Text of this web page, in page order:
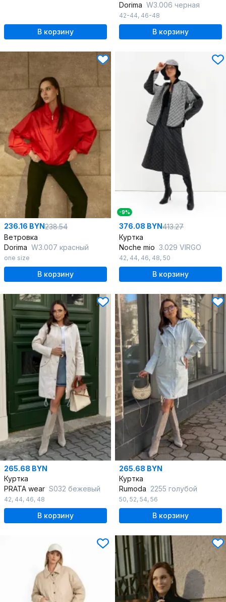
В корзину
Dorima W3.006 черная
42-44, 46-48
В корзину
236.16 BYN238.54
Ветровка
Dorima W3.007 красный
one size
В корзину
-9%
376.08 BYN413.27
Куртка
Noche mio 3.029 VIRGO
42, 44, 46, 48, 50
В корзину
265.68 BYN
Куртка
PRATA wear S032 бежевый
42, 44, 46, 48
В корзину
265.68 BYN
Куртка
Rumoda 2255 голубой
50, 52, 54, 56
В корзину